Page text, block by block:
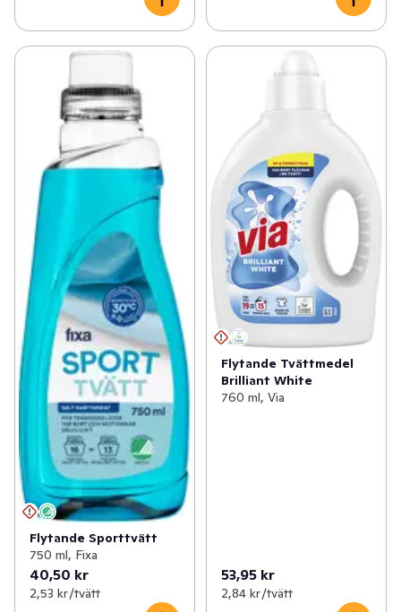
Flytande Sporttvätt
750 ml, Fixa
40,50 kr
2,53 kr /tvätt
Flytande Tvättmedel
Brilliant White
760 ml, Via
53,95 kr
2,84 kr /tvätt